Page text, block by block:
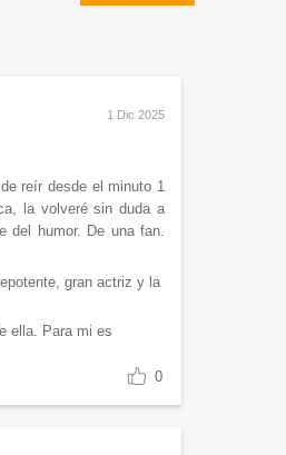
1 Dic 2025
reír desde el minuto 1
la volveré sin duda a
del humor. De una fan.
gran actriz y la
ella. Para mi es
0